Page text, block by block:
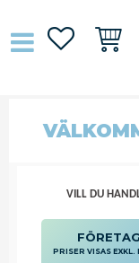
Favoriter
PEANGER
VILL DU
FÖRETAG
PRISER VISAS EXKL.